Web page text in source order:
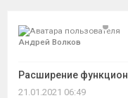
Андрей Волков
Расширение
21.01.2021 06:49